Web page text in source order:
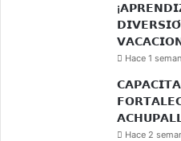
Hace 1
Hace 2